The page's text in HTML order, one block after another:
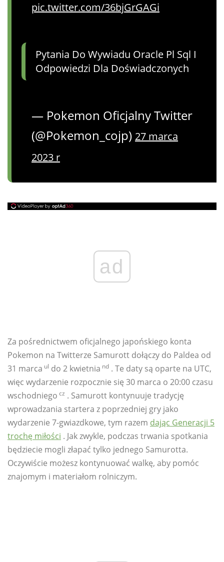
pic.twitter.com/36bjGrGAGi
Pytania Do Wywiadu Oracle Pl Sql I
Odpowiedzi Dla Doświadczonych
— Pokemon Oficjalny Twitter
(@Pokemon_cojp) 27 marca
2023 r
ad
Za pośrednictwem oficjalnego japońskiego konta
Pokemon na Twitterze Samurott dołączy do Paldea od
31 marca ul do 2 kwietnia nd . Te daty są oparte na UTC,
więc wydarzenie rozpocznie się 30 marca o 20:00 czasu
wschodniego cz . Samurott kontynuuje tradycję
wprowadzania startera z poprzedniej gry jako
wydarzenie 7-gwiazdkowe, tym razem dając Generacji 5
trochę miłości . Jak zwykle, podczas trwania spotkania
będziecie mogli złapać tylko jednego Samurotta.
Oczywiście możesz kontynuować walkę, aby pomóc
znajomym i materiałom rolniczym.